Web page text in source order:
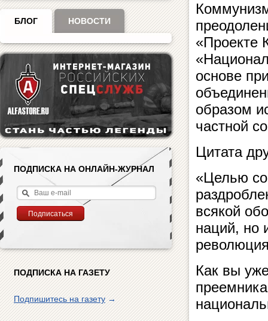
БЛОГ НОВОСТИ
ПОДПИСКА НА ОНЛАЙН-ЖУРНАЛ
ПОДПИСКА НА ГАЗЕТУ
Подпишитесь на газету→
«Проекте
основе
образом
частной
Цитата
«Целью
всякой
наций, но
Как вы